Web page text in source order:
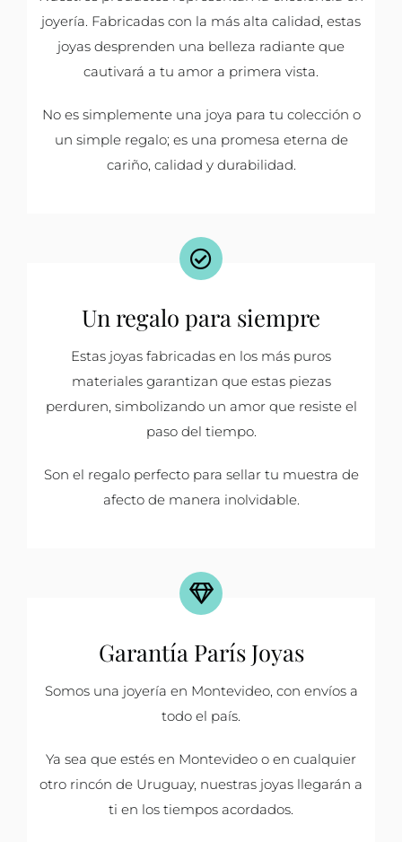
joyería. Fabricadas con la más alta calidad, estas
joyas desprenden una belleza radiante que
cautivará a tu amor a primera vista.
No es simplemente una joya para tu colección o
un simple regalo; es una promesa eterna de
cariño, calidad y durabilidad.
Un regalo para siempre
Estas joyas fabricadas en los más puros
materiales garantizan que estas piezas
perduren, simbolizando un amor que resiste el
paso del tiempo.
Son el regalo perfecto para sellar tu muestra de
afecto de manera inolvidable.
Garantía París Joyas
Somos una joyería en Montevideo, con envíos a
todo el país.
Ya sea que estés en Montevideo o en cualquier
otro rincón de Uruguay, nuestras joyas llegarán a
ti en los tiempos acordados.